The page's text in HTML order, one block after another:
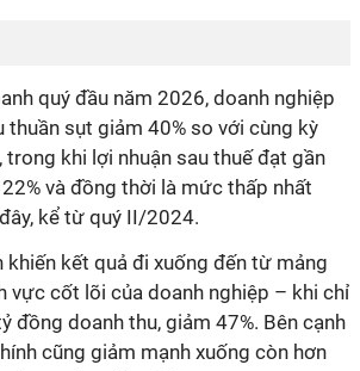
quý đầu năm 2026, doanh nghiệp
thuần sụt giảm 40% so với cùng kỳ
khi lợi nhuận sau thuế đạt gần
và đồng thời là mức thấp nhất
kể từ quý II/2024.
khiến kết quả đi xuống đến từ mảng
vực cốt lõi của doanh nghiệp – khi chỉ
đồng doanh thu, giảm 47%. Bên cạnh
cũng giảm mạnh xuống còn hơn